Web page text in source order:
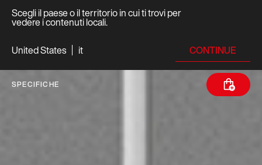
Scegli il paese o il territorio in cui ti trovi per
vedere i contenuti locali.
United States
it CONTINUE
SPECIFICHE